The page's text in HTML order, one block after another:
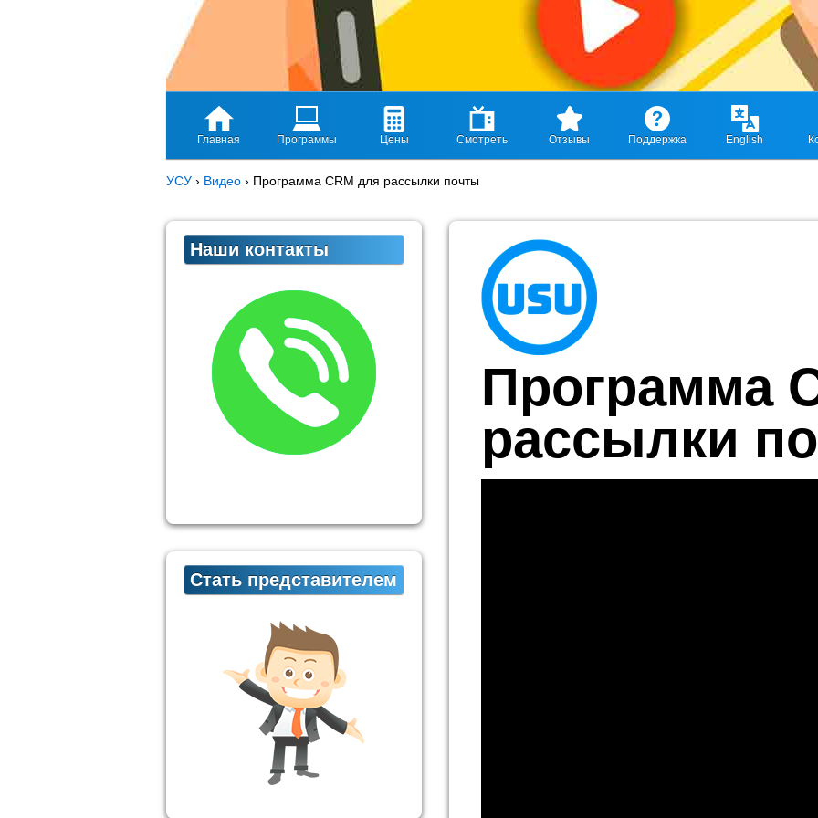
Главная Программы Цены Смотреть Отзывы Поддержка English
УСУ › Видео › Программа CRM для рассылки почты
Программа
рассылки
Наши контакты
Стать представителем